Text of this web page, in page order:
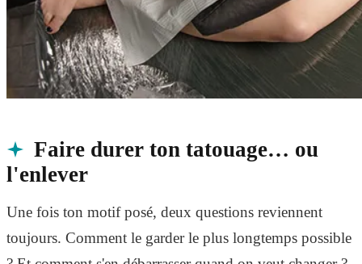
Faire durer ton tatouage… ou
l'enlever
Une fois ton motif posé, deux questions reviennent
toujours. Comment le garder le plus longtemps possible